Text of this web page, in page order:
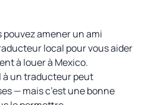
amener un ami
local pour vous aider
à louer à Mexico.
à un traducteur peut
— mais c’est une bonne